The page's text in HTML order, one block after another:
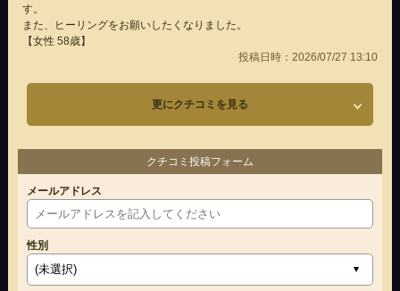
す。
また、ヒーリングをお願いしたくなりました。
【女性 58歳】
投稿日時：2026/07/27 13:10
更にクチコミを見る
クチコミ投稿フォーム
メールアドレス
性別